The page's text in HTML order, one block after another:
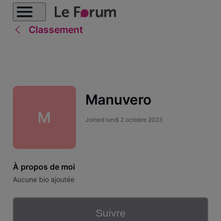
Classement
M
Manuvero
Joined lundi 2 octobre 2023
À propos de moi
Aucune bio ajoutée
Suivre